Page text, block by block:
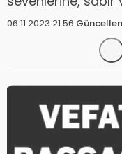
06.11.2023 21:56